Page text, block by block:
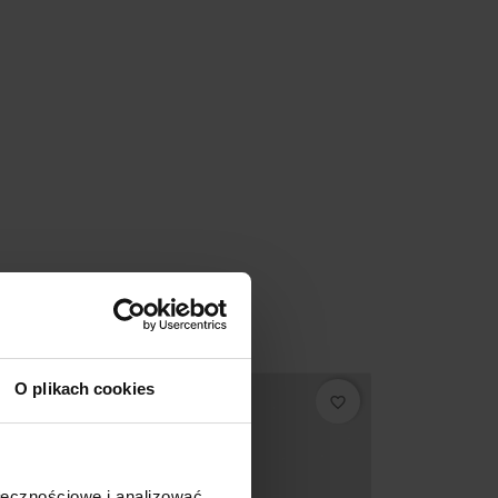
O plikach cookies
Promocja
favorite_border